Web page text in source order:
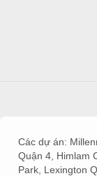
Các dự án:
Quận 4 Himlam
Park Lexington